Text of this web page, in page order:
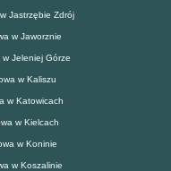
Jastrzębie Zdrój
w Jaworznie
Jeleniej Górze
w Kaliszu
w Katowicach
w Kielcach
w Koninie
w Koszalinie